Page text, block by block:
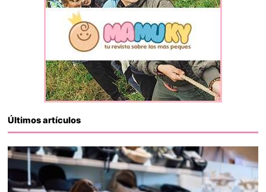
Últimos artículos